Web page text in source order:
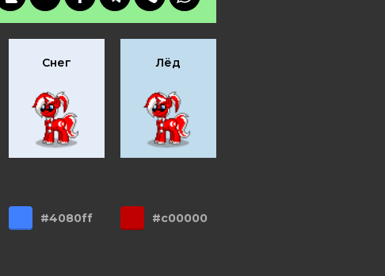
Снег Лёд
#4080ff #c00000